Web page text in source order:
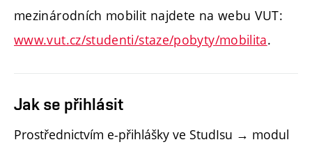
mezinárodních mobilit najdete na webu VUT:
www.vut.cz/studenti/staze/pobyty/mobilita.
Jak se přihlásit
Prostřednictvím e-přihlášky ve StudIsu → modul